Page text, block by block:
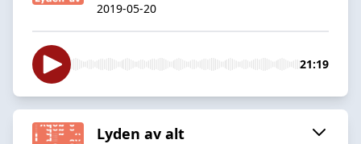
2019-05-20
21:19
Lyden av alt